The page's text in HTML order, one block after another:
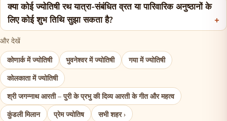
क्या कोई ज्योतिषी रथ यात्रा-संबंधित व्रत या पारिवारिक अनुष्ठानों के
लिए कोई शुभ तिथि सुझा सकता है?
और देखें
कोणार्क में ज्योतिषी भुवनेश्वर में ज्योतिषी गया में ज्योतिषी
कोलकाता में ज्योतिषी
श्री जगन्नाथ आरती – पुरी के प्रभु की दिव्य आरती के गीत और महत्व
कुंडली मिलान प्रेम ज्योतिष सभी शहर ›